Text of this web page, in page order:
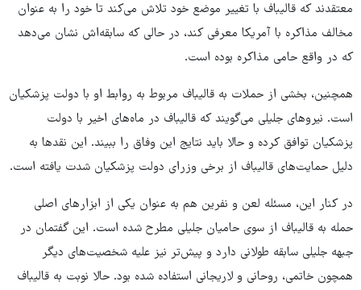
معتقدند که قالیباف با تغییر موضع خود تلاش می‌کند تا خود را به عنوان
مخالف مذاکره با آمریکا معرفی کند، در حالی که سابقه‌اش نشان می‌دهد
که در واقع حامی مذاکره بوده است.
همچنین، بخشی از حملات به قالیباف مربوط به روابط او با دولت پزشکیان
است. نیروهای جلیلی می‌گویند که قالیباف در ماه‌های اخیر با دولت
پزشکیان توافق کرده و حالا باید نتایج این وفاق را ببیند. این نقدها به
دلیل حمایت‌های قالیباف از برخی وزرای دولت پزشکیان شدت یافته است.
در کنار این، مسئله لعن و نفرین هم به عنوان یکی از ابزارهای اصلی
حمله به قالیباف از سوی حامیان جلیلی مطرح شده است. این گفتمان در
جبهه جلیلی سابقه طولانی دارد و پیش‌تر نیز علیه شخصیت‌های دیگر
همچون خاتمی، روحانی و لاریجانی استفاده شده بود. حالا نوبت به قالیباف